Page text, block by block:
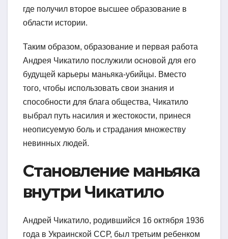
где получил второе высшее образование в
области истории.
Таким образом, образование и первая работа
Андрея Чикатило послужили основой для его
будущей карьеры маньяка-убийцы. Вместо
того, чтобы использовать свои знания и
способности для блага общества, Чикатило
выбрал путь насилия и жестокости, принеся
неописуемую боль и страдания множеству
невинных людей.
Становление маньяка
внутри Чикатило
Андрей Чикатило, родившийся 16 октября 1936
года в Украинской ССР, был третьим ребенком